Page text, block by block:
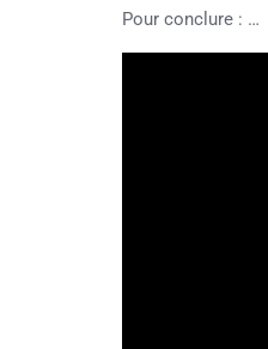
Pour conclure : …